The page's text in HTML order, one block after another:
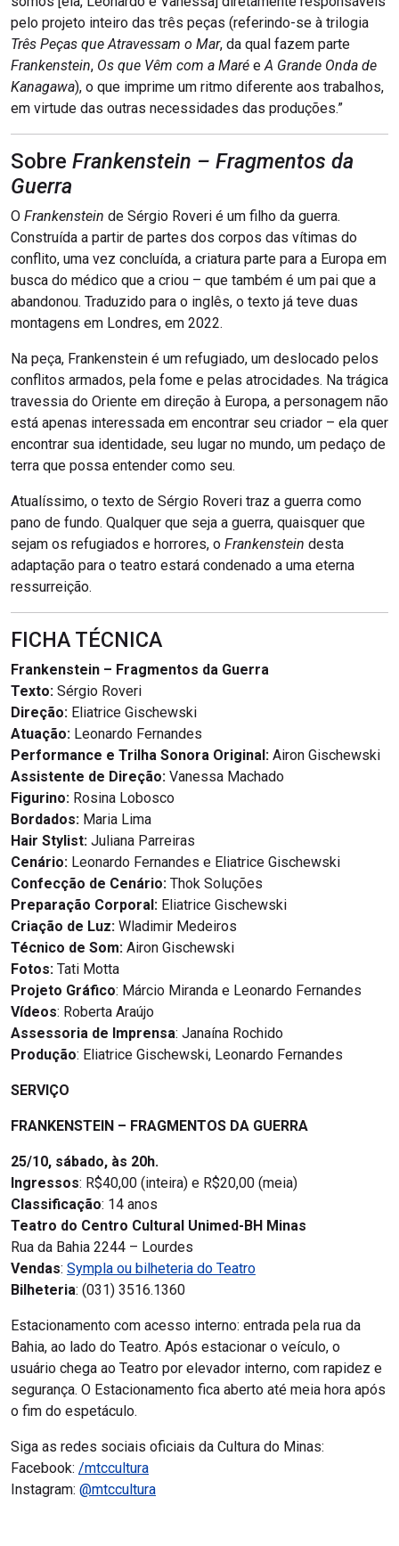
pelo projeto inteiro das três peças (referindo-se à trilogia
Três Peças que Atravessam o Mar, da qual fazem parte
Frankenstein, Os que Vêm com a Maré eA Grande Onda de
Kanagawa), o que imprime um ritmo diferente aos trabalhos,
em virtude das outras necessidades das produções.”
Sobre Frankenstein – Fragmentos da
Guerra
O Frankenstein de Sérgio Roveri é um filho da guerra.
Construída a partir de partes dos corpos das vítimas do
conflito, uma vez concluída, a criatura parte para a Europa em
busca do médico que a criou – que também é um pai que a
abandonou. Traduzido para o inglês, o texto já teve duas
montagens em Londres, em 2022.
Na peça, Frankenstein é um refugiado, um deslocado pelos
conflitos armados, pela fome e pelas atrocidades. Na trágica
travessia do Oriente em direção à Europa, a personagem não
está apenas interessada em encontrar seu criador – ela quer
encontrar sua identidade, seu lugar no mundo, um pedaço de
terra que possa entender como seu.
Atualíssimo, o texto de Sérgio Roveri traz a guerra como
pano de fundo. Qualquer que seja a guerra, quaisquer que
sejam os refugiados e horrores, o Frankenstein desta
adaptação para o teatro estará condenado a uma eterna
ressurreição.
FICHA TÉCNICA
Frankenstein – Fragmentos da Guerra
Texto: Sérgio Roveri
Direção: Eliatrice Gischewski
Atuação: Leonardo Fernandes
Performance e Trilha Sonora Original: Airon Gischewski
Assistente de Direção: Vanessa Machado
Figurino: Rosina Lobosco
Bordados: Maria Lima
Hair Stylist: Juliana Parreiras
Cenário: Leonardo Fernandes e Eliatrice Gischewski
Confecção de Cenário: Thok Soluções
Preparação Corporal: Eliatrice Gischewski
Criação de Luz: Wladimir Medeiros
Técnico de Som: Airon Gischewski
Fotos: Tati Motta
Projeto Gráfico: Márcio Miranda e Leonardo Fernandes
Vídeos: Roberta Araújo
Assessoria de Imprensa: Janaína Rochido
Produção: Eliatrice Gischewski, Leonardo Fernandes
SERVIÇO
FRANKENSTEIN – FRAGMENTOS DA GUERRA
25/10, sábado, às 20h.
Ingressos: R$40,00 (inteira) e R$20,00 (meia)
Classificação: 14 anos
Teatro do Centro Cultural Unimed-BH Minas
Rua da Bahia 2244 – Lourdes
Vendas: Sympla ou bilheteria do Teatro
Bilheteria: (031) 3516.1360
Estacionamento com acesso interno: entrada pela rua da
Bahia, ao lado do Teatro. Após estacionar o veículo, o
usuário chega ao Teatro por elevador interno, com rapidez e
segurança. O Estacionamento fica aberto até meia hora após
o fim do espetáculo.
Siga as redes sociais oficiais da Cultura do Minas:
Facebook: /mtccultura
Instagram: @mtccultura